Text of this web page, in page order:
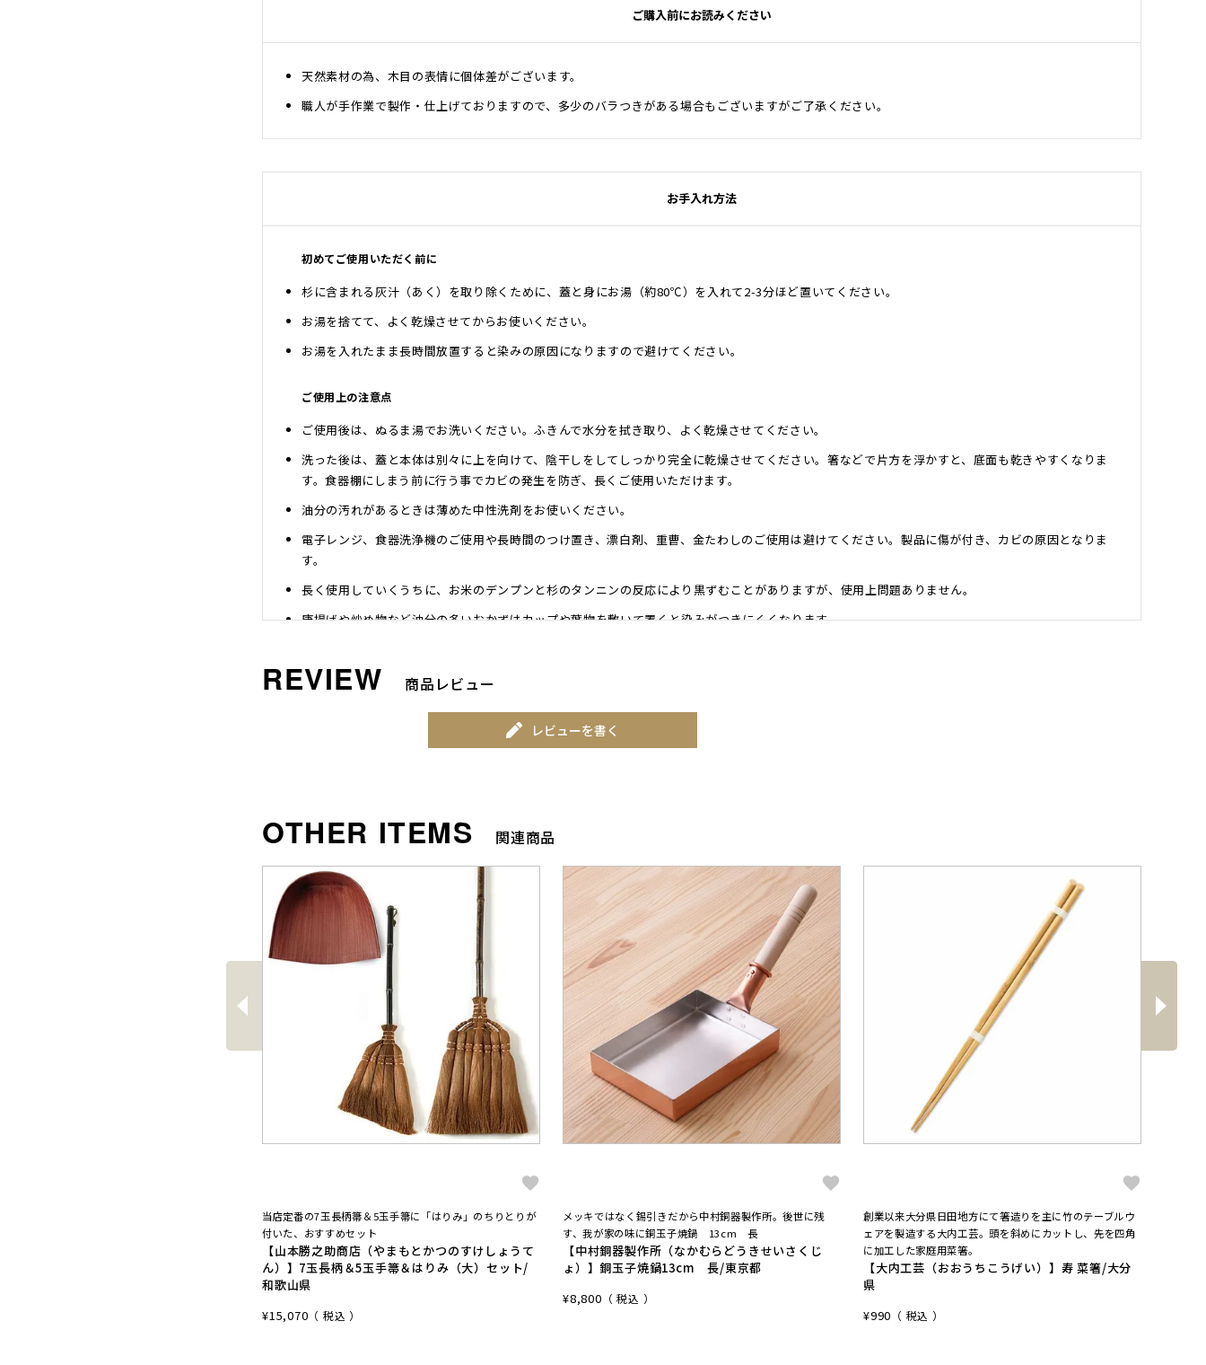
ご購入前にお読みください
天然素材の為、木目の表情に個体差がございます。
職人が手作業で製作・仕上げておりますので、多少のバラつきがある場合もございますがご了承ください。
お手入れ方法
初めてご使用いただく前に
杉に含まれる灰汁（あく）を取り除くために、蓋と身にお湯（約80℃）を入れて2-3分ほど置いてください。
お湯を捨てて、よく乾燥させてからお使いください。
お湯を入れたまま長時間放置すると染みの原因になりますので避けてください。
ご使用上の注意点
ご使用後は、ぬるま湯でお洗いください。ふきんで水分を拭き取り、よく乾燥させてください。
洗った後は、蓋と本体は別々に上を向けて、陰干しをしてしっかり完全に乾燥させてください。箸などで片方を浮かすと、底面も乾きやすくなりま
す。食器棚にしまう前に行う事でカビの発生を防ぎ、長くご使用いただけます。
油分の汚れがあるときは薄めた中性洗剤をお使いください。
電子レンジ、食器洗浄機のご使用や長時間のつけ置き、漂白剤、重曹、金たわしのご使用は避けてください。製品に傷が付き、カビの原因となりま
す。
長く使用していくうちに、お米のデンプンと杉のタンニンの反応により黒ずむことがありますが、使用上問題ありません。
唐揚げや炒め物など油分の多いおかずはカップや葉物を敷いて置くと染みがつきにくくなります。
す。
商品レビュー
レビューを書く
関連商品
前
へ
当店定番の7玉長柄箒＆5玉手箒に「はりみ」のちりとりが
付いた、おすすめセット
【山本勝之助商店（やまもとかつのすけしょうて
ん）】7玉長柄＆5玉手箒＆はりみ（大）セット/
和歌山県
¥15,070 税込
メッキではなく錫引きだから中村銅器製作所。後世に残
す、我が家の味に銅玉子焼鍋 13cm 長
【中村銅器製作所（なかむらどうきせいさくじ
ょ）】銅玉子焼鍋13cm 長/東京都
¥8,800 税込
創業以来大分県日田地方にて箸造りを主に竹のテーブルウ
ェアを製造する大内工芸。頭を斜めにカットし、先を四角
に加工した家庭用菜箸。
【大内工芸（おおうちこうげい）】寿 菜箸/大分
県
¥990 税込
次
へ